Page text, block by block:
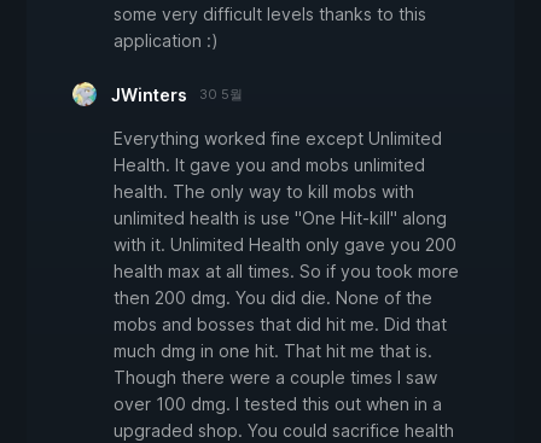
some very difficult levels thanks to this
application :)
JWinters 30 5월
Everything worked fine except Unlimited
Health. It gave you and mobs unlimited
health. The only way to kill mobs with
unlimited health is use "One Hit-kill" along
with it. Unlimited Health only gave you 200
health max at all times. So if you took more
then 200 dmg. You did die. None of the
mobs and bosses that did hit me. Did that
much dmg in one hit. That hit me that is.
Though there were a couple times I saw
over 100 dmg. I tested this out when in a
upgraded shop. You could sacrifice health